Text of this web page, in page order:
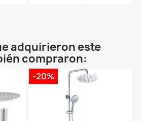
adquirieron este
compraron:
-20%